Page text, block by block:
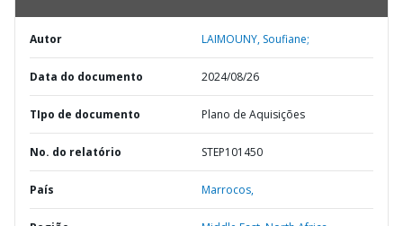
Autor LAIMOUNY, Soufiane;
Data do documento 2024/08/26
TIpo de documento Plano de Aquisições
No. do relatório STEP101450
País Marrocos,